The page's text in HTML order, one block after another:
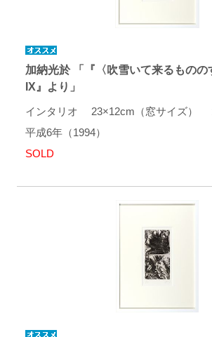
加納光於 「『〈吹雪いて来るものの
IX』より」
インタリオ 23×12cm（窓サイズ
平成6年（1994）
SOLD